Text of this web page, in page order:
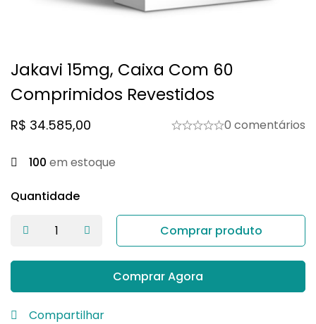
Jakavi 15mg, Caixa Com 60
Comprimidos Revestidos
R$ 34.585,00 0 comentários
100 em estoque
Quantidade
Comprar produto
Comprar Agora
Compartilhar